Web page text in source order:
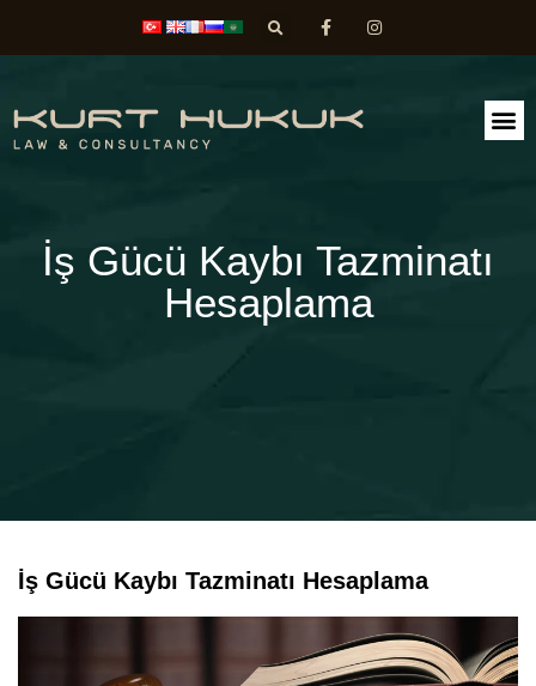
İş Gücü Kaybı Tazminatı
Hesaplama
İş Gücü Kaybı Tazminatı Hesaplama